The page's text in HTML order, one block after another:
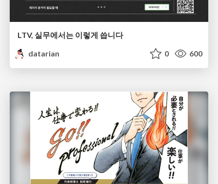
LTV, 실무에서는 이렇게 씁니다
datarian
0 600